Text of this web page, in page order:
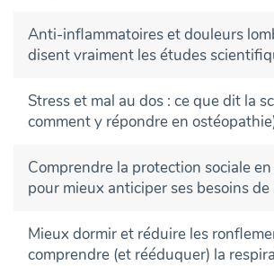
Anti-inflammatoires et douleurs
disent vraiment les études
Stress et mal au dos : ce que dit la
comment y répondre en
Comprendre la protection sociale
pour mieux anticiper ses besoins de
Mieux dormir et réduire les
comprendre (et rééduquer) la